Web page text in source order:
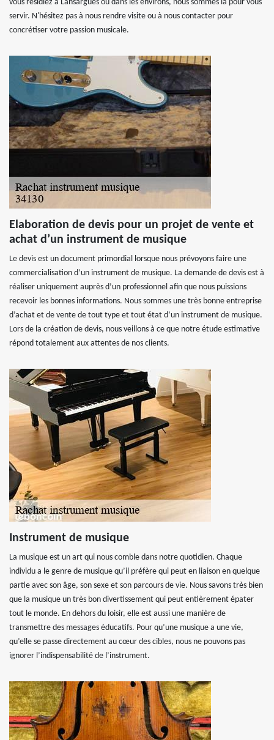
vous résidiez à Lansargues ou dans les environs, nous sommes là pour vous
servir. N'hésitez pas à nous rendre visite ou à nous contacter pour
concrétiser votre passion musicale.
Elaboration de devis pour un projet de vente et
achat d’un instrument de musique
Le devis est un document primordial lorsque nous prévoyons faire une
commercialisation d’un instrument de musique. La demande de devis est à
réaliser uniquement auprès d’un professionnel afin que nous puissions
recevoir les bonnes informations. Nous sommes une très bonne entreprise
d’achat et de vente de tout type et tout état d’un instrument de musique.
Lors de la création de devis, nous veillons à ce que notre étude estimative
répond totalement aux attentes de nos clients.
Instrument de musique
La musique est un art qui nous comble dans notre quotidien. Chaque
individu a le genre de musique qu’il préfère qui peut en liaison en quelque
partie avec son âge, son sexe et son parcours de vie. Nous savons très bien
que la musique un très bon divertissement qui peut entièrement épater
tout le monde. En dehors du loisir, elle est aussi une manière de
transmettre des messages éducatifs. Pour qu’une musique a une vie,
qu’elle se passe directement au cœur des cibles, nous ne pouvons pas
ignorer l’indispensabilité de l’instrument.